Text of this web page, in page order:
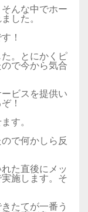
んな中でホー
した。
！
。とにかくピ
で今から気合
ビスを提供い
！
す。
で何かしら反
た直後にメッ
施します。そ
たてが一番う